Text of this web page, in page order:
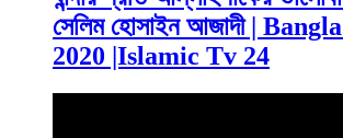
সেলিম হোসাইন আজাদী |
2020 |Islamic Tv 24